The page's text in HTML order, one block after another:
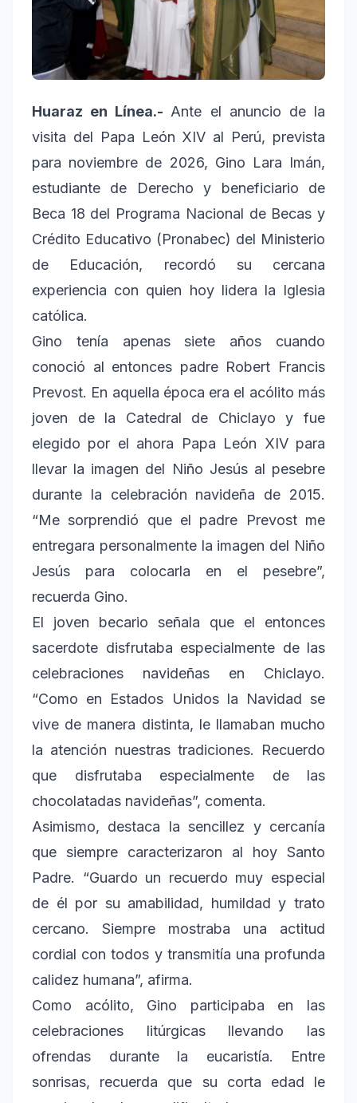
Huaraz en Línea.-Ante el anuncio de la
visita del Papa León XIV al Perú, prevista
para noviembre de 2026, Gino Lara Imán,
estudiante de Derecho y beneficiario de
Beca 18 del Programa Nacional de Becas y
Crédito Educativo (Pronabec) del Ministerio
de Educación, recordó su cercana
experiencia con quien hoy lidera la Iglesia
católica.
Gino tenía apenas siete años cuando
conoció al entonces padre Robert Francis
Prevost. En aquella época era el acólito más
joven de la Catedral de Chiclayo y fue
elegido por el ahora Papa León XIV para
llevar la imagen del Niño Jesús al pesebre
durante la celebración navideña de 2015.
“Me sorprendió que el padre Prevost me
entregara personalmente la imagen del Niño
Jesús para colocarla en el pesebre”,
recuerda Gino.
El joven becario señala que el entonces
sacerdote disfrutaba especialmente de las
celebraciones navideñas en Chiclayo.
“Como en Estados Unidos la Navidad se
vive de manera distinta, le llamaban mucho
la atención nuestras tradiciones. Recuerdo
que disfrutaba especialmente de las
chocolatadas navideñas”, comenta.
Asimismo, destaca la sencillez y cercanía
que siempre caracterizaron al hoy Santo
Padre. “Guardo un recuerdo muy especial
de él por su amabilidad, humildad y trato
cercano. Siempre mostraba una actitud
cordial con todos y transmitía una profunda
calidez humana”, afirma.
Como acólito, Gino participaba en las
celebraciones litúrgicas llevando las
ofrendas durante la eucaristía. Entre
sonrisas, recuerda que su corta edad le